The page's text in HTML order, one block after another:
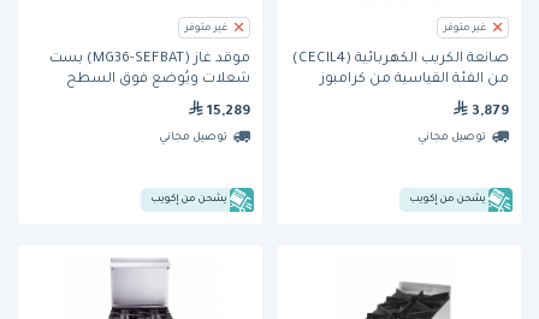
غير متوفر
صانعة الكريب الكهربائية (CECIL4)
من الفئة القياسية من كرامبوز
3,879
توصيل مجاني
يشحن من إكويب
غير متوفر
موقد غاز (MG36-SEFBAT) بست
شعلات ويُوضع فوق السطح
بمقاس 36 بوصة من فولكان
15,289
توصيل مجاني
يشحن من إكويب